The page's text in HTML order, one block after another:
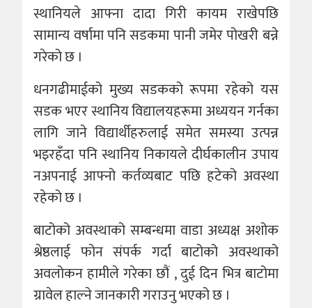
स्थानियले आफ्ना दादा गिरी कायम राखेपछि
सामान्य वर्षामा पनि सडकमा पानी जमेर पोखरी बन्ने
गरेको छ ।
धनगढीमाईको मुख्य सडकको रूपमा रहेको यस
सडक भएर स्थानिय विद्यालयहरूमा अध्ययन गर्नका
लागि जाने विद्यार्थीहरुलाई समेत समस्या उत्पन्न
भइरहँदा पनि स्थानिय निकायले दीर्घकालीन उपाय
नअपनाई आफ्नो कर्तव्यबाट पछि हटेको अवस्था
रहेको छ ।
बाटोको अवस्थाको सम्बन्धमा वाडा अध्यक्ष अशोक
श्रेष्ठलाई फोन संपर्क गर्दा बाटोको अवस्थाको
अवलोकन हामीले गरेका छौं , दुई दिन भित्र बाटोमा
ग्रावेल हाल्ने जानकारी गराउनु भएको छ ।